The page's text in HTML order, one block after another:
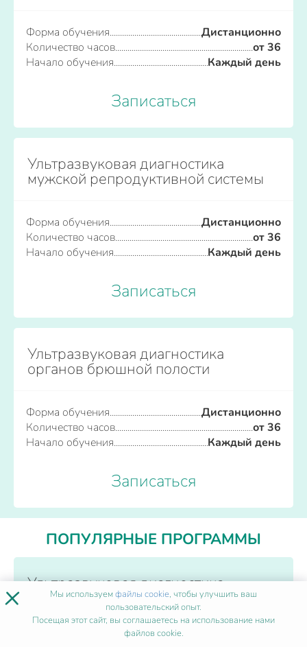
Форма обучения
Дистанционно
Количество часов
от 36
Начало обучения
Каждый день
Записаться
Ультразвуковая диагностика
мужской репродуктивной системы
Форма обучения
Дистанционно
Количество часов
от 36
Начало обучения
Каждый день
Записаться
Ультразвуковая диагностика
органов брюшной полости
Форма обучения
Дистанционно
Количество часов
от 36
Начало обучения
Каждый день
Записаться
ПОПУЛЯРНЫЕ ПРОГРАММЫ
Ультразвуковая диагностика
Форма обучения
Дистанционно
× Мы используемфайлы cookie, чтобы улучшить ваш
пользовательский опыт.
Посещая этот сайт, вы соглашаетесь на использование нами
файлов cookie.